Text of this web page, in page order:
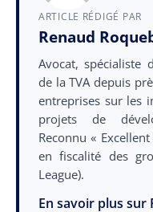
ARTICLE RÉDIGÉ PAR
Renaud
Avocat, spécialiste
de la TVA depuis
entreprises sur les
projets de
Reconnu «
en fiscalité des
League).
En savoir plus sur